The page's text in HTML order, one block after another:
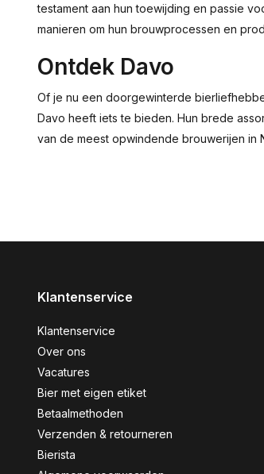
testament aan hun toewijding en passie
manieren om hun brouwprocessen en
Ontdek Davo
Of je nu een doorgewinterde
Davo heeft iets te bieden. Hun brede
van de meest opwindende brouwerijen in
Klantenservice
Klantenservice
Over ons
Vacatures
Bier met eigen etiket
Betaalmethoden
Verzenden & retourneren
Bierista